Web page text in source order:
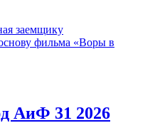
заемщику
фильма «Воры в
АиФ 31 2026